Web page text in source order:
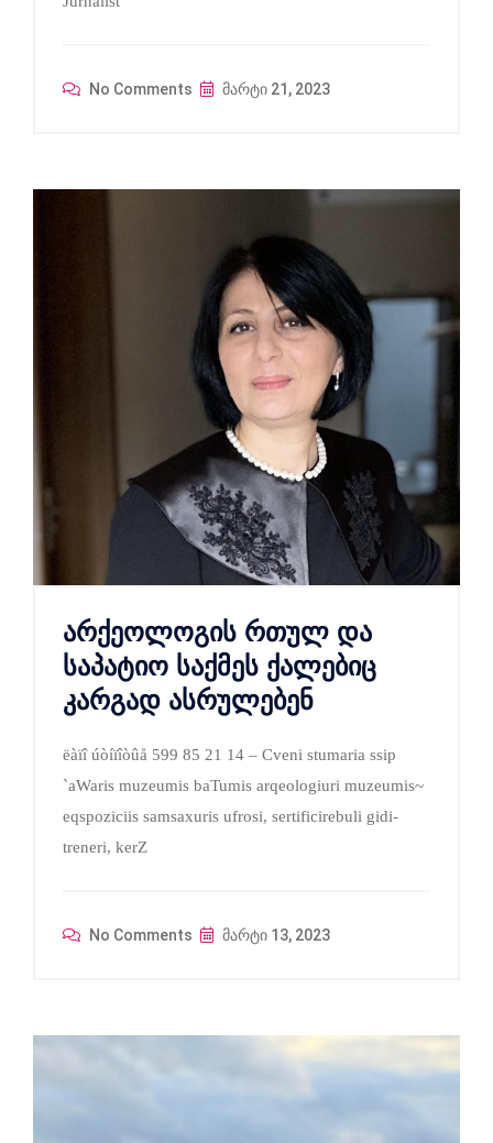
No Comments მარტი 21, 2023
არქეოლოგის რთულ და
საპატიო საქმეს ქალებიც
კარგად ასრულებენ
ëàïî úòíïîòûå 599 85 21 14 – Cveni stumaria ssip
`aWaris muzeumis baTumis arqeologiuri muzeumis~
eqspoziciis samsaxuris ufrosi, sertificirebuli gidi-
treneri, kerZ
No Comments მარტი 13, 2023